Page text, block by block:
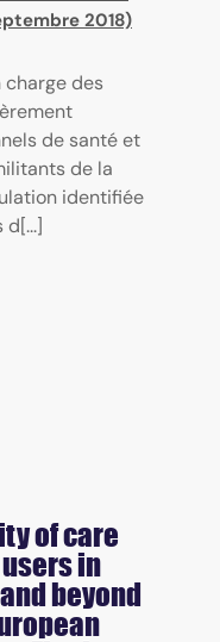
2018)
charge des
de santé et
de la
identifiée
of care
in
beyond